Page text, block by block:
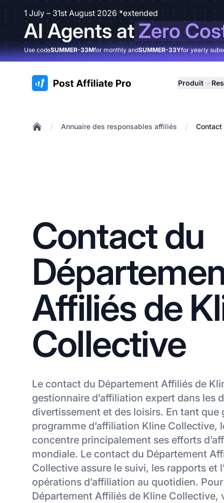
1 July – 31st August 2026 *extended
AI Agents atZero
Use codeSUMMER-33Mfor monthly andSUMMER-33Yfor yearly
:site.title Produit
/ Annuaire des responsables affiliés /
Contact du
Affiliés de
Collective
Le contact du Département Affiliés de
gestionnaire d’affiliation expert dans les
divertissement et des loisirs. En tant que
programme d’affiliation Kline Collective,
concentre principalement ses efforts
mondiale. Le contact du Département
Collective assure le suivi, les rapports et l’
opérations d’affiliation au quotidien.
Département Affiliés de Kline Collective,